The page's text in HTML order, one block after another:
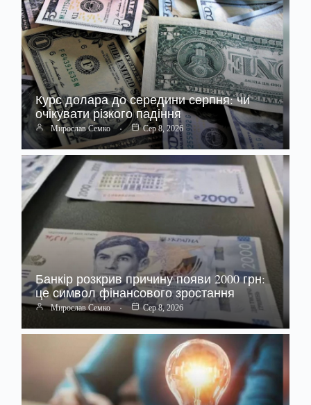
Курс долара до середини серпня: чи
очікувати різкого падіння
Мирослав Семко Сер 8, 2026
Банкір розкрив причину появи 2000 грн:
це символ фінансового зростання
Мирослав Семко Сер 8, 2026